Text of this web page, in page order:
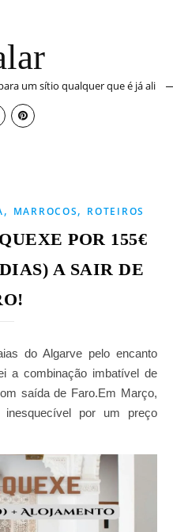
um sítio qualquer que é já ali
, MARROCOS, ROTEIROS
POR 155€
A SAIR DE
a combinação imbatível de
saída de Faro.Em Março,
inesquecível por um preço